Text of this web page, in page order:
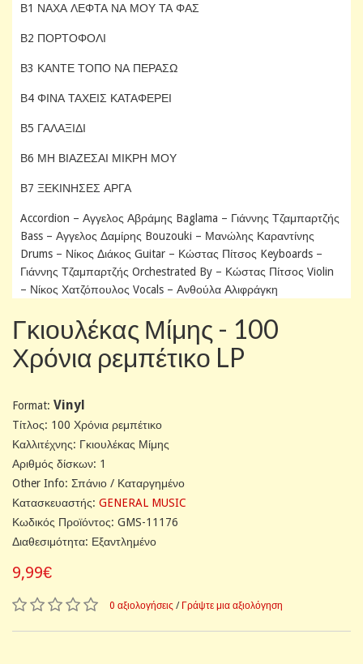
Β1 ΝΑΧΑ ΛΕΦΤΑ ΝΑ ΜΟΥ ΤΑ ΦΑΣ
Β2 ΠΟΡΤΟΦΟΛΙ
Β3 ΚΑΝΤΕ ΤΟΠΟ ΝΑ ΠΕΡΑΣΩ
Β4 ΦΙΝΑ ΤΑΧΕΙΣ ΚΑΤΑΦΕΡΕΙ
Β5 ΓΑΛΑΞΙΔΙ
Β6 ΜΗ ΒΙΑΖΕΣΑΙ ΜΙΚΡΗ ΜΟΥ
Β7 ΞΕΚΙΝΗΣΕΣ ΑΡΓΑ
Accordion – Αγγελος Αβράμης Baglama – Γιάννης Τζαμπαρτζής
Bass – Αγγελος Δαμίρης Bouzouki – Μανώλης Καραντίνης
Drums – Νίκος Διάκος Guitar – Κώστας Πίτσος Keyboards –
Γιάννης Τζαμπαρτζής Orchestrated By – Κώστας Πίτσος Violin
– Νίκος Χατζόπουλος Vocals – Ανθούλα Αλιφράγκη
Γκιουλέκας Μίμης - 100
Χρόνια ρεμπέτικο LP
Format: Vinyl
Tίτλος: 100 Χρόνια ρεμπέτικο
Καλλιτέχνης: Γκιουλέκας Μίμης
Αριθμός δίσκων: 1
Other Info: Σπάνιο / Καταργημένο
Κατασκευαστής: GENERAL MUSIC
Κωδικός Προϊόντος: GMS-11176
Διαθεσιμότητα: Εξαντλημένο
9,99€
0 αξιολογήσεις / Γράψτε μια αξιολόγηση